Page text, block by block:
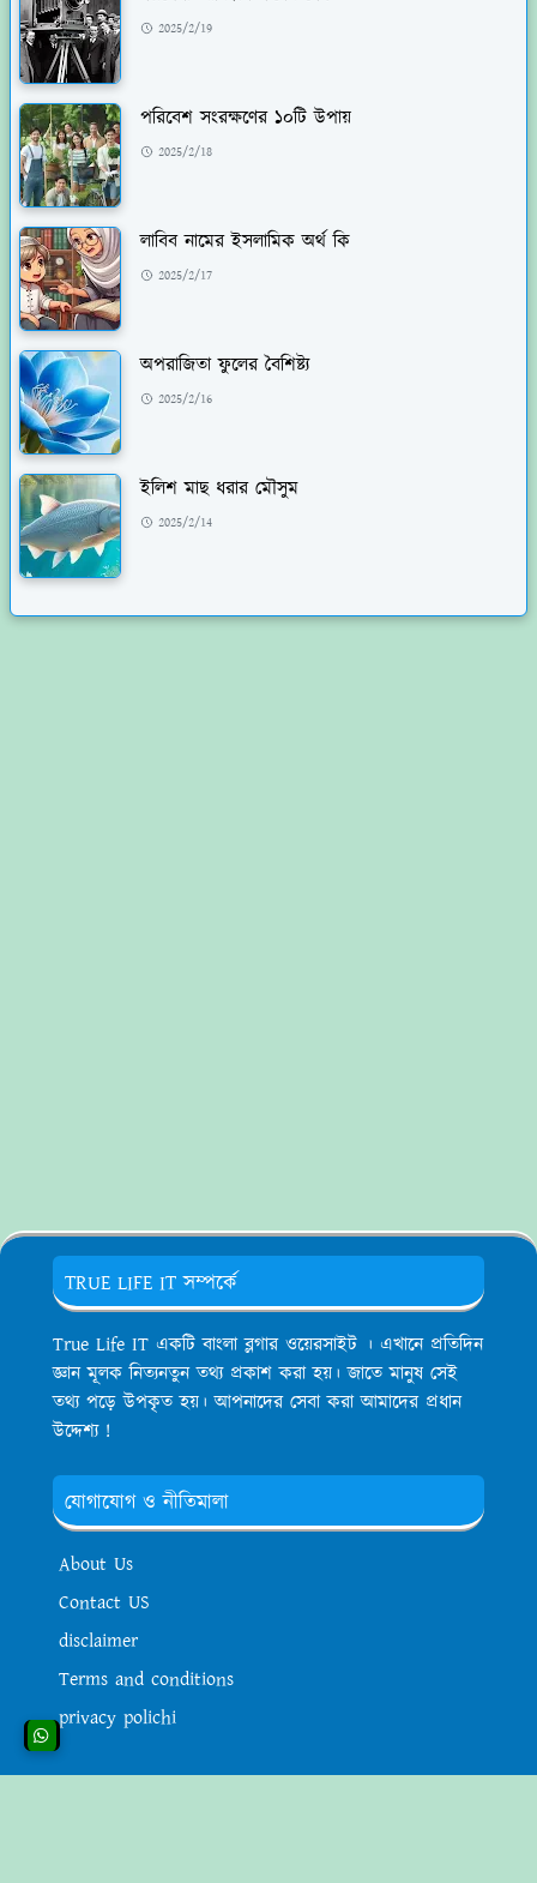
2025/2/19
পরিবেশ সংরক্ষণের ১০টি উপায়
2025/2/18
লাবিব নামের ইসলামিক অর্থ কি
2025/2/17
অপরাজিতা ফুলের বৈশিষ্ট্য
2025/2/16
ইলিশ মাছ ধরার মৌসুম
2025/2/14
TRUE LIFE IT সম্পর্কে
True Life IT একটি বাংলা ব্লগার ওয়েরসাইট । এখানে প্রতিদিন
জ্ঞান মূলক নিত্যনতুন তথ্য প্রকাশ করা হয়। জাতে মানুষ সেই
তথ্য পড়ে উপকৃত হয়। আপনাদের সেবা করা আমাদের প্রধান
উদ্দেশ্য !
যোগাযোগ ও নীতিমালা
About Us
Contact US
disclaimer
Terms and conditions
privacy polichi